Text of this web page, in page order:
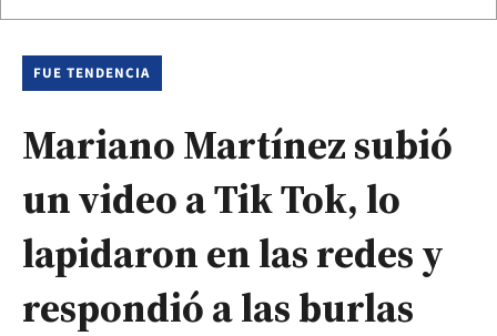
FUE TENDENCIA
Mariano Martínez subió
un video a Tik Tok, lo
lapidaron en las redes y
respondió a las burlas